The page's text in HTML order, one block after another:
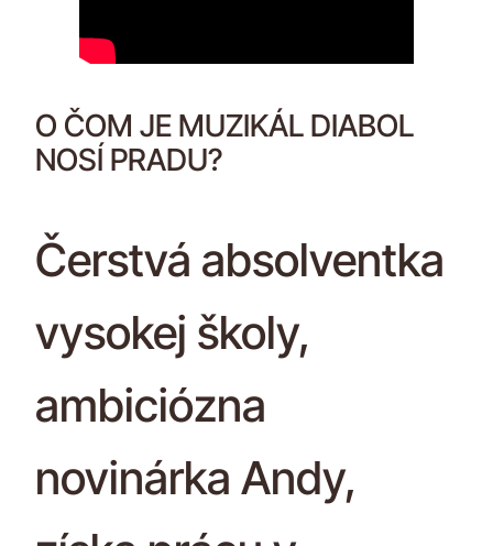
O ČOM JE MUZIKÁL DIABOL
NOSÍ PRADU?
Čerstvá absolventka
vysokej školy,
ambiciózna
novinárka Andy,